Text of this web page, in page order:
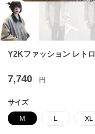
Y2Kファッション レト
7,740 円
サイズ
M L XL